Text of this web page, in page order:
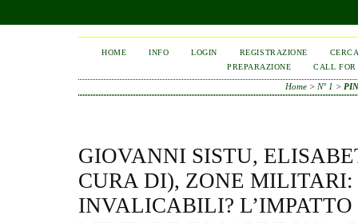
HOME INFO LOGIN REGISTRAZIONE
PREPARAZIONE
CALL FOR
Home> N° 1 >
GIOVANNI SISTU,
CURA DI), ZONE
INVALICABILI?